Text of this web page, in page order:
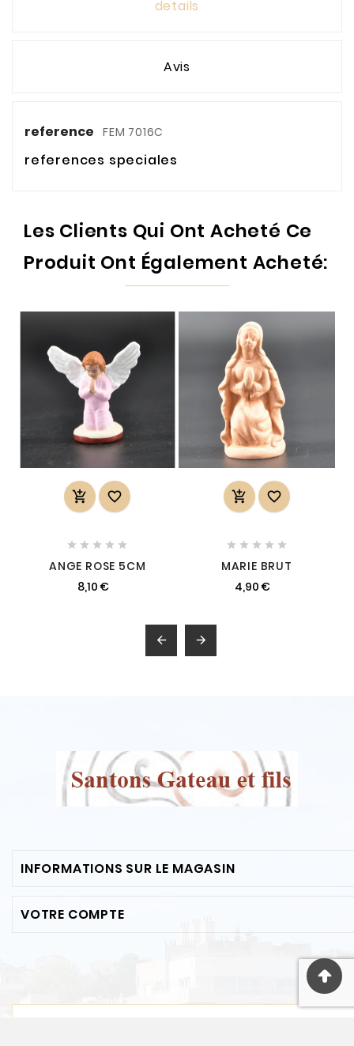
details
Avis
reference FEM 7016C
references speciales
Les Clients Qui Ont Acheté Ce
Produit Ont Également Acheté:
 
    
ANGE ROSE 5CM
8,10 €
 
    
MARIE BRUT
4,90 €
 
INFORMATIONS SUR LE MAGASIN
VOTRE COMPTE